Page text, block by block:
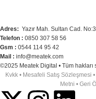
Adres: Yazır Mah. Sultan Cad.
Telefon : 0850 307 58 56
Gsm : 0544 114 95 42
Mail : info@meatek.com
©2025 Meatek Digital • Tüm hakları
Kvkk• Mesafeli Satış Sözleşmesi •
Metni • Geri